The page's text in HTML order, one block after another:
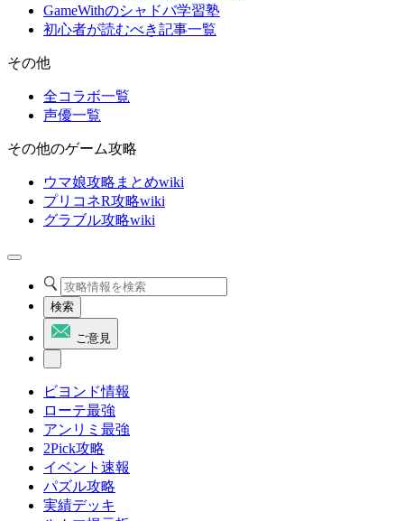
GameWithのシャドバ学習塾
初心者が読むべき記事一覧
その他
全コラボ一覧
声優一覧
その他のゲーム攻略
ウマ娘攻略まとめwiki
プリコネR攻略wiki
グラブル攻略wiki
検索
ご意見
ビヨンド情報
ローテ最強
アンリミ最強
2Pick攻略
イベント速報
パズル攻略
実績デッキ